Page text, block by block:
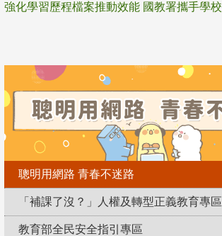
聰明用網路 青春不迷路
「補課了沒？」人權及轉型正義教育專區
教育部全民安全指引專區